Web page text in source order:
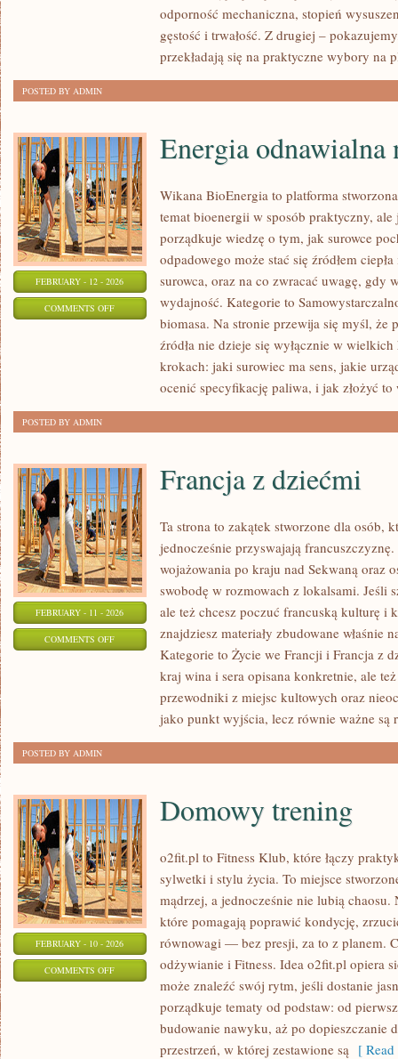
ARCHITEKTURZE
DREWNIANEJ
odporność mechaniczna, stopień
gęstość i trwałość. Z drugiej –
przekładają się na praktyczne wybory na
POSTED BY ADMIN
FEBRUARY - 12 - 2026
COMMENTS OFFON
ODNAWIALNA
Energia odnawialna
Wikana BioEnergia to platforma
temat bioenergii w sposób praktyczny,
porządkuje wiedzę o tym, jak surowce
odpadowego może stać się źródłem
surowca, oraz na co zwracać uwagę, gdy
wydajność. Kategorie to
biomasa. Na stronie przewija się myśl, że
źródła nie dzieje się wyłącznie w
krokach: jaki surowiec ma sens, jakie
ocenić specyfikację paliwa, i jak złożyć
POSTED BY ADMIN
FEBRUARY - 11 - 2026
COMMENTS OFFON
Francja z dziećmi
Ta strona to zakątek stworzone dla osób,
jednocześnie przyswajają
wojażowania po kraju nad Sekwaną oraz
swobodę w rozmowach z lokalsami. Jeśli
ale też chcesz poczuć francuską kulturę i
znajdziesz materiały zbudowane właśnie
Kategorie to Życie we Francji i Francja z
kraj wina i sera opisana konkretnie, ale
przewodniki z miejsc kultowych oraz
jako punkt wyjścia, lecz równie ważne są
POSTED BY ADMIN
FEBRUARY - 10 - 2026
COMMENTS OFFON
Domowy trening
o2fit.pl to Fitness Klub, które łączy
sylwetki i stylu życia. To miejsce
mądrzej, a jednocześnie nie lubią chaosu.
które pomagają poprawić kondycję,
równowagi — bez presji, za to z planem.
odżywianie i Fitness. Idea o2fit.pl opiera
może znaleźć swój rytm, jeśli dostanie
porządkuje tematy od podstaw: od
budowanie nawyku, aż po dopieszczanie
przestrzeń, w której zestawione są [